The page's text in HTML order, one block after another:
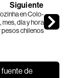
Siguiente
en Colo-
mes, día y hora
pesos chilenos
fuente de